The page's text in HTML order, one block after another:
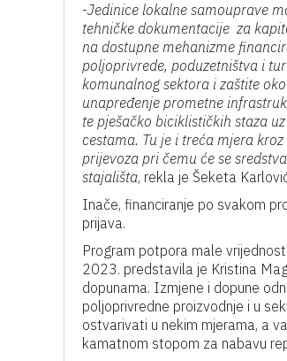
-Jedinice lokalne samouprave
tehničke dokumentacije za
na dostupne mehanizme
poljoprivrede, poduzetništva i
komunalnog sektora i zaštite
unapređenje prometne
te pješačko biciklističkih staza
cestama. Tu je i treća mjera
prijevoza pri čemu će se
stajališta, rekla je Šeketa
Inače, financiranje po svakom
prijava.
Program potpora male
2023. predstavila je Kristina
dopunama. Izmjene i dopune
poljoprivredne proizvodnje i u
ostvarivati u nekim mjerama, a
kamatnom stopom za nabavu